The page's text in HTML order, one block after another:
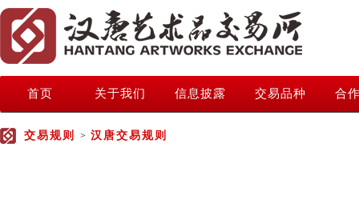
首页 关于我们 信息披露 交易品种 合
交易规则 > 汉唐交易规则